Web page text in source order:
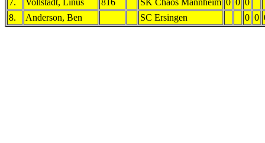
8.
Anderson, Ben SC Ersingen 0 0